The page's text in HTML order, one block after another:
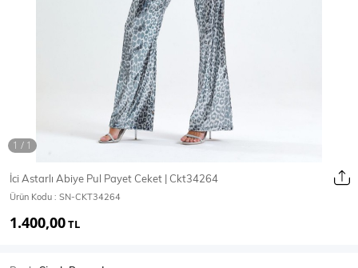
Mont & Kaban Yağmurluk
T-Shirt
İci Astarlı Abiye Pul Payet Ceket | Ckt34264
Ürün Kodu : SN-CKT34264
1.400,00TL